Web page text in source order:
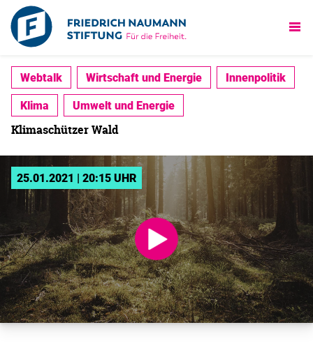
Webtalk Wirtschaft und Energie
Innenpolitik
Klima
Umwelt und Energie
Klimaschützer Wald
25.01.2021 | 20:15 UHR